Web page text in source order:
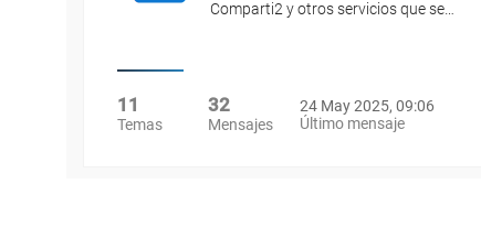
Comparti2 y otros servicios que se…
11
Temas
32
Mensajes
24 May 2025, 09:06
Último mensaje